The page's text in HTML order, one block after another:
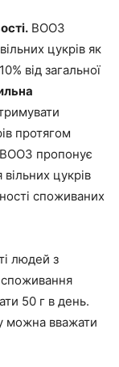
ВООЗ
цукрів як
від загальної
протягом
пропонує
цукрів
споживаних
людей з
споживання
50 г в день.
можна вважати